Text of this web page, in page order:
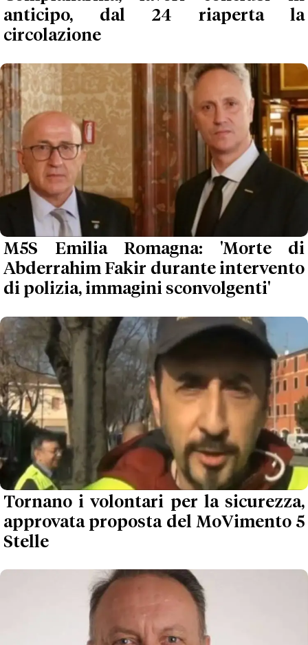
anticipo, dal 24 riaperta la
circolazione
M5S Emilia Romagna: 'Morte di
Abderrahim Fakir durante intervento
di polizia, immagini sconvolgenti'
Tornano i volontari per la sicurezza,
approvata proposta del MoVimento 5
Stelle